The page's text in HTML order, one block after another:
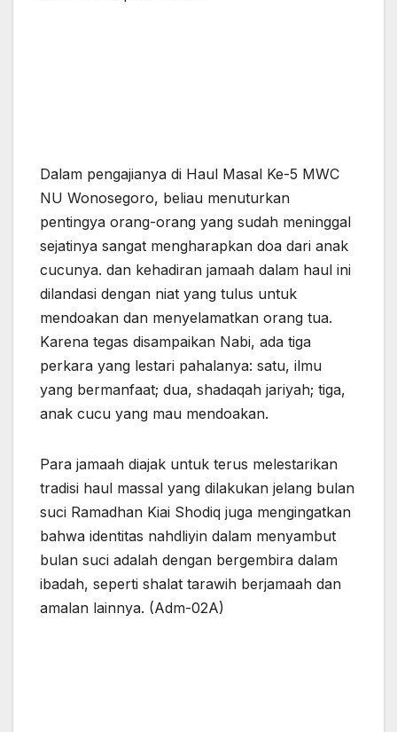
Dalam pengajianya di Haul Masal Ke-5 MWC
NU Wonosegoro, beliau menuturkan
pentingya orang-orang yang sudah meninggal
sejatinya sangat mengharapkan doa dari anak
cucunya. dan kehadiran jamaah dalam haul ini
dilandasi dengan niat yang tulus untuk
mendoakan dan menyelamatkan orang tua.
Karena tegas disampaikan Nabi, ada tiga
perkara yang lestari pahalanya: satu, ilmu
yang bermanfaat; dua, shadaqah jariyah; tiga,
anak cucu yang mau mendoakan.
Para jamaah diajak untuk terus melestarikan
tradisi haul massal yang dilakukan jelang bulan
suci Ramadhan Kiai Shodiq juga mengingatkan
bahwa identitas nahdliyin dalam menyambut
bulan suci adalah dengan bergembira dalam
ibadah, seperti shalat tarawih berjamaah dan
amalan lainnya. (Adm-02A)